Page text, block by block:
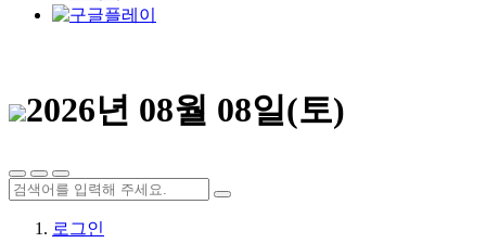
2026년 08월 08일(토)
로그인